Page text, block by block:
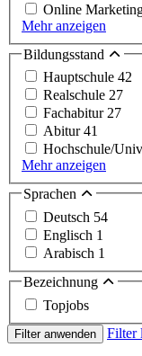
Online
Mehr anzeigen
Bildungsstand
Hauptschule 42
Realschule 27
Fachabitur27
Abitur41
Hochschule/
Mehr anzeigen
Sprachen
Deutsch 54
Englisch 1
Arabisch 1
Bezeichnung
Topjobs
Filter anwenden Filter